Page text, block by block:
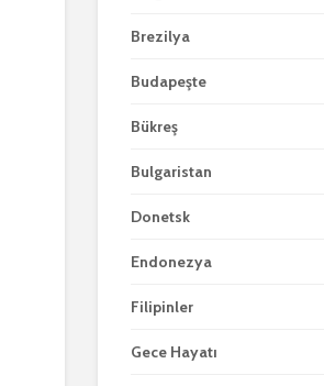
Brezilya
Budapeşte
Bükreş
Bulgaristan
Donetsk
Endonezya
Filipinler
Gece Hayatı